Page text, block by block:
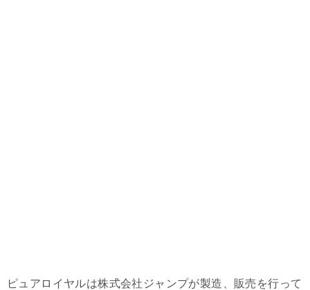
ピュアロイヤルは株式会社ジャンプが製造、販売を行って